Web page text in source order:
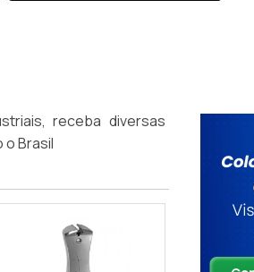
receba diversas
Brasil